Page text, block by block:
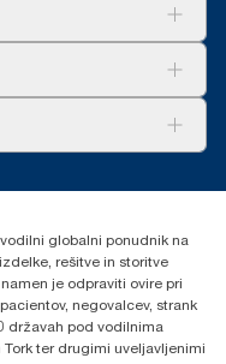
Hygiene
globalni ponudnik na
rešitve in storitve
je odpraviti ovire pri
negovalcev, strank
državah pod vodilnima
ter drugimi uveljavljenimi